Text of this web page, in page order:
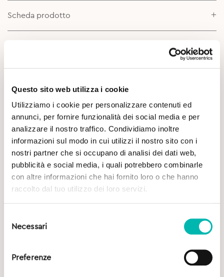
Questo sito web utilizza i cookie
Utilizziamo i cookie per personalizzare contenuti ed
annunci, per fornire funzionalità dei social media e per
analizzare il nostro traffico. Condividiamo inoltre
informazioni sul modo in cui utilizzi il nostro sito con i
nostri partner che si occupano di analisi dei dati web,
pubblicità e social media, i quali potrebbero combinarle
con altre informazioni che hai fornito loro o che hanno
raccolto dal tuo utilizzo dei loro servizi.
delNecessari
Preferenze
Scheda prodotto
Potrebbe Interessarti